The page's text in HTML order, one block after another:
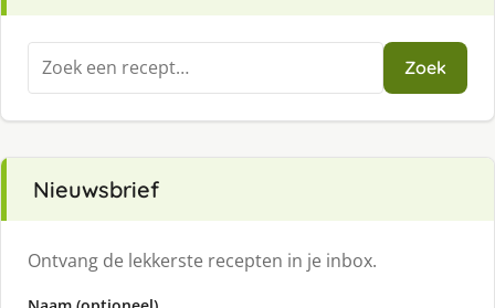
Zoeken
naar:
Zoek
Nieuwsbrief
Ontvang de lekkerste recepten in je inbox.